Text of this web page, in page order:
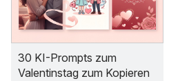
30 KI-Prompts zum
Valentinstag zum Kopieren